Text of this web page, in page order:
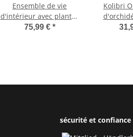
Ensemble de vie
d'intérieur avec plantes
d'intérieur faciles
75,99 € *
Kolibri
sécurité et confiance